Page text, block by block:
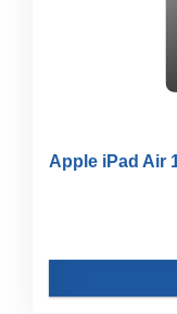
Apple iPad Air